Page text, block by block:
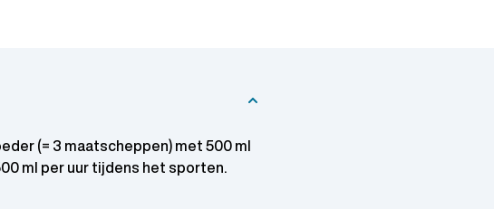
(= 3 maatscheppen) met 500 ml
ml per uur tijdens het sporten.